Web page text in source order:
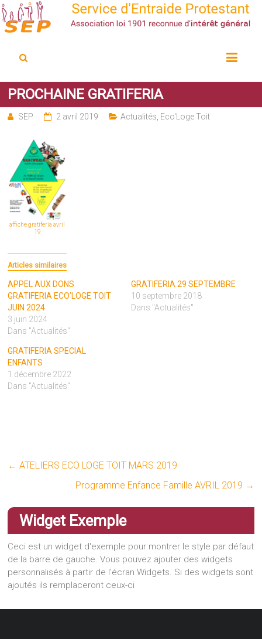
SEP
PROCHAINE GRATIFERIA
SEP 2 avril 2019 Actualités, Eco'Loge Toit
affiche gratiferia avril
19
Articles similaires
APPEL AUX DONS
GRATIFERIA ECO’LOGE TOIT
JUIN 2024
3 juin 2024
Dans "Actualités"
GRATIFERIA 29 SEPTEMBRE
10 septembre 2018
Dans "Actualités"
GRATIFERIA SPECIAL
ENFANTS
1 décembre 2022
Dans "Actualités"
← ATELIERS ECO LOGE TOIT MARS 2019
Programme Enfance Famille AVRIL 2019 →
Widget Exemple
Ceci est un widget d'exemple pour montrer le style par défaut
de la barre de gauche. Vous pouvez ajouter des widgets
personnalisés à partir de l'écran Widgets. Si des widgets sont
ajoutés ils remplaceront ceux-ci